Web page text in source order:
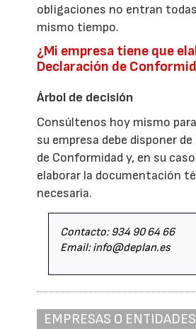
obligaciones no entran
mismo tiempo.
¿Mi empresa tiene que
Declaración de
Árbol de decisión
Consúltenos hoy mismo
su empresa debe disponer
de Conformidad y, en su
elaborar la documentación
necesaria.
Contacto: 934 90 64 66
Email: info@deplan.es
EMPRESAS O ENTIDADES